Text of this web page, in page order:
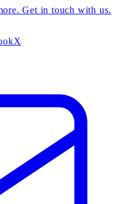
Get in touch with us.
X